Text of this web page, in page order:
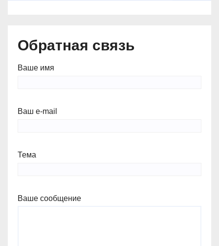
Обратная связь
Ваше имя
Ваш e-mail
Тема
Ваше сообщение